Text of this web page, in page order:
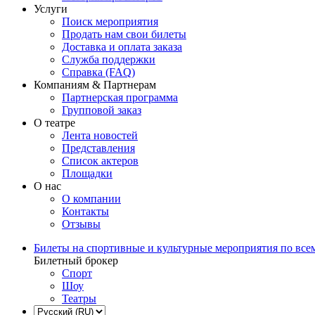
Услуги
Поиск мероприятия
Продать нам свои билеты
Доставка и оплата заказа
Служба поддержки
Справка (FAQ)
Компаниям & Партнерам
Партнерская программа
Групповой заказ
О театре
Лента новостей
Представления
Список актеров
Площадки
О нас
О компании
Контакты
Отзывы
Билеты на спортивные и культурные мероприятия по
Билетный брокер
Спорт
Шоу
Театры